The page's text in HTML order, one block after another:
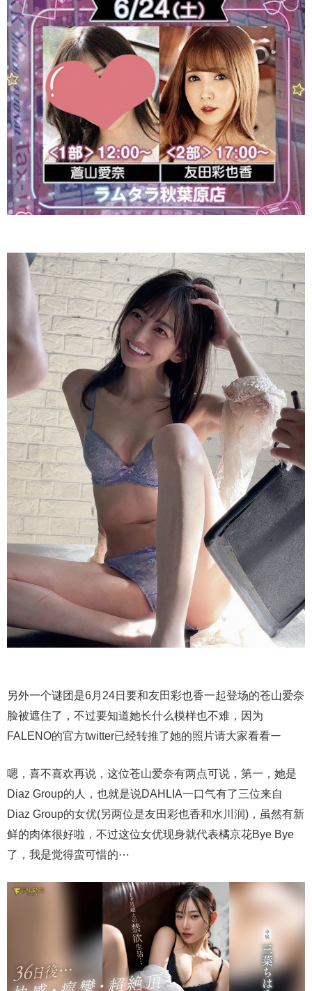
另外一个谜团是6月24日要和友田彩也香一起登场的苍山爱奈
脸被遮住了，不过要知道她长什么模样也不难，因为
FALENO的官方twitter已经转推了她的照片请大家看看ー
嗯，喜不喜欢再说，这位苍山爱奈有两点可说，第一，她是
Diaz Group的人，也就是说DAHLIA一口气有了三位来自
Diaz Group的女优(另两位是友田彩也香和水川润)，虽然有新
鲜的肉体很好啦，不过这位女优现身就代表橘京花Bye Bye
了，我是觉得蛮可惜的⋯